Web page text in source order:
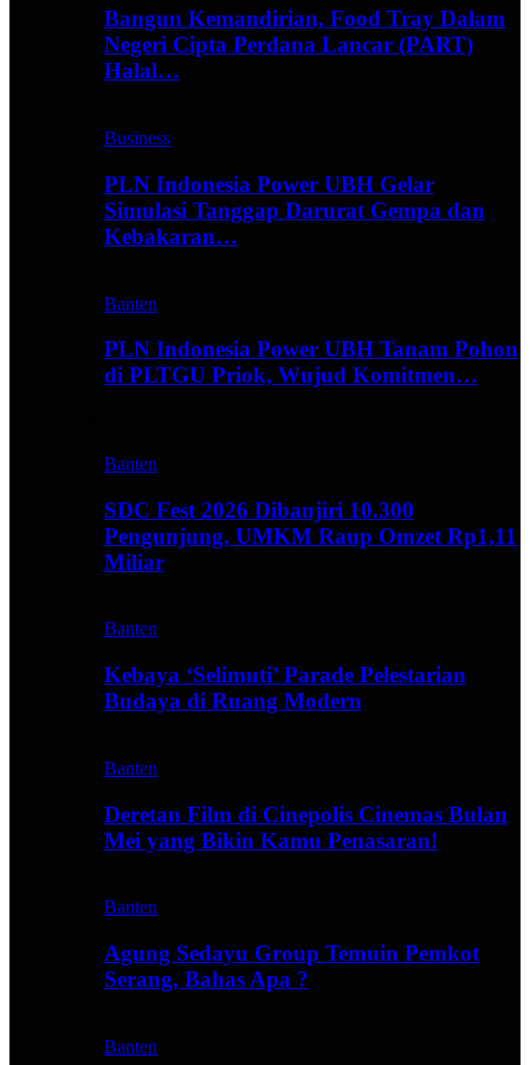
Bangun Kemandirian, Food Tray Dalam
Negeri Cipta Perdana Lancar (PART)
Halal…
Business
PLN Indonesia Power UBH Gelar
Simulasi Tanggap Darurat Gempa dan
Kebakaran…
Banten
PLN Indonesia Power UBH Tanam Pohon
di PLTGU Priok, Wujud Komitmen…
Banten
SDC Fest 2026 Dibanjiri 10.300
Pengunjung, UMKM Raup Omzet Rp1,11
Miliar
Banten
Kebaya ‘Selimuti’ Parade Pelestarian
Budaya di Ruang Modern
Banten
Deretan Film di Cinepolis Cinemas Bulan
Mei yang Bikin Kamu Penasaran!
Banten
Agung Sedayu Group Temuin Pemkot
Serang, Bahas Apa ?
Banten